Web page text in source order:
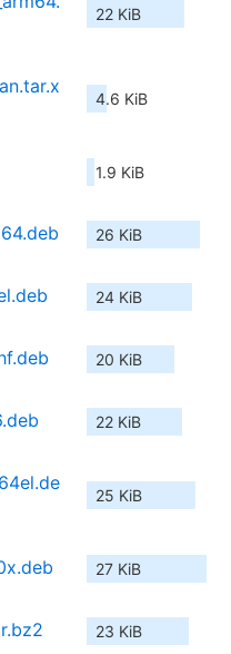
22 KiB
4.6 KiB
1.9 KiB
26 KiB
24 KiB
20 KiB
22 KiB
25 KiB
27 KiB
23 KiB